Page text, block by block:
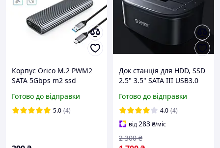
Корпус Orico M.2 PWM2
SATA 5Gbps m2 ssd
NGFF
Готово до відправки
5.0 (4)
Док станція для HDD, SSD
2.5" 3.5" SATA III USB3.0
диски
Готово до відправки
4.0 (4)
від283₴/міс
2 300 ₴